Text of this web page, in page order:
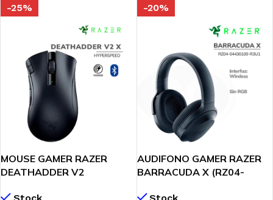
-25%
MOUSE GAMER RAZER
DEATHADDER V2
-20%
AUDIFONO GAMER RAZER
BARRACUDA X (RZ04-